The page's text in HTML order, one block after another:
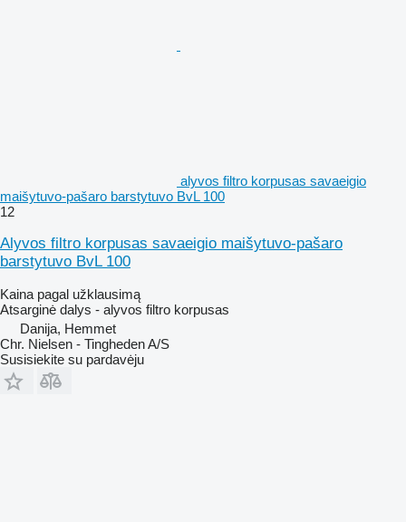
alyvos filtro korpusas savaeigio
maišytuvo-pašaro barstytuvo BvL 100
12
Alyvos filtro korpusas savaeigio maišytuvo-pašaro
barstytuvo BvL 100
Kaina pagal užklausimą
Atsarginė dalys - alyvos filtro korpusas
Danija, Hemmet
Chr. Nielsen - Tingheden A/S
Susisiekite su pardavėju